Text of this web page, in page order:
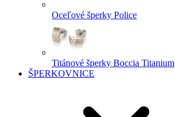
Oceľové šperky Police
Titánové šperky Boccia Titanium
ŠPERKOVNICE